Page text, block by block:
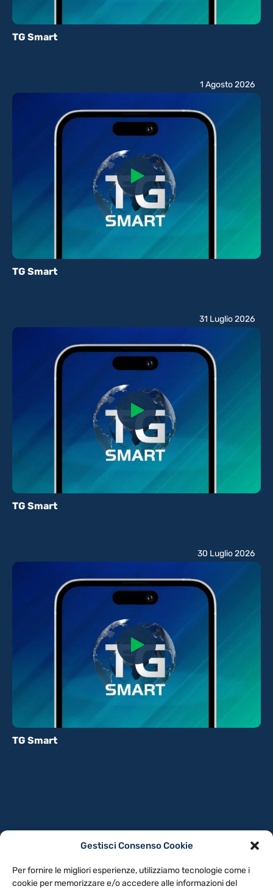
Gestisci Consenso Cookie
Per fornire le migliori esperienze, utilizziamo tecnologie come i
cookie per memorizzare e/o accedere alle informazioni del
TG Smart
TG Smart
1 Agosto 2026
TG Smart
31 Luglio 2026
TG Smart
30 Luglio 2026
NOTE LEGALI
CONTATTACI PREFERENZE